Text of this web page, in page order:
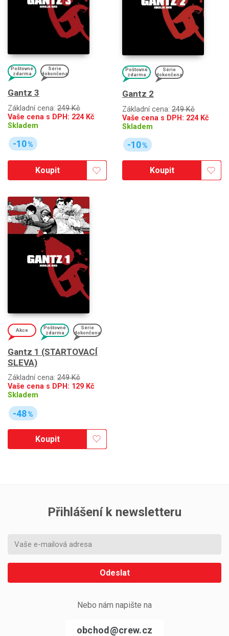
Poštovné
zdarma
Série
dokončena
Gantz 3
Základní cena: 249 Kč
Vaše cena s DPH: 224Kč
Skladem
-10%
Koupit
Poštovné
zdarma
Série
dokončena
Gantz 2
Základní cena: 249 Kč
Vaše cena s DPH: 224Kč
Skladem
-10%
Koupit
Akce
Poštovné
zdarma
Série
dokončena
Gantz 1 (STARTOVACÍ
SLEVA)
Základní cena: 249 Kč
Vaše cena s DPH: 129 Kč
Skladem
-48%
Koupit
Přihlášení k newsletteru
Odeslat
Nebo nám napište na
obchod@crew.cz